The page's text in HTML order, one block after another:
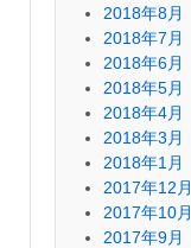
2018年8月
2018年7月
2018年6月
2018年5月
2018年4月
2018年3月
2018年1月
2017年12月
2017年10月
2017年9月